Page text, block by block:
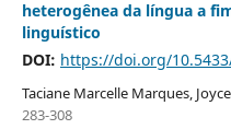
heterogênea da língua a
linguístico
DOI: https://doi.org/
Taciane Marcelle Marques,
283-308